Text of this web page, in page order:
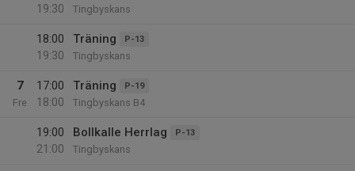
19:30
Tingbyskans
18:00
19:30
Träning P-13
Tingbyskans
7
Fre
17:00
18:00
Träning P-19
Tingbyskans B4
19:00
21:00
Bollkalle Herrlag P-13
Tingbyskans